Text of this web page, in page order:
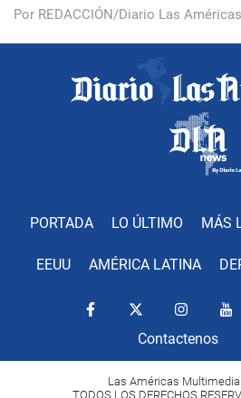
Por REDACCIÓN/Diario Las Américas
PORTADA LO ÚLTIMO MÁS
EEUU AMÉRICA LATINA
Contactenos
Las Américas Multimedia
TODOS LOS DERECHOS